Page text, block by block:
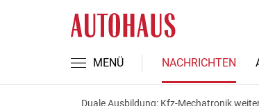
MENÜ NACHRICHTEN
Duale Ausbildung: Kfz-Mechatronik